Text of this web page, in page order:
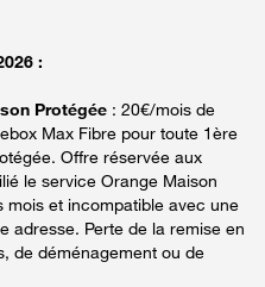
:
Protégée : 20€/mois de
Max Fibre pour toute 1ère
Offre réservée aux
le service Orange Maison
mois et incompatible avec une
adresse. Perte de la remise en
de déménagement ou de